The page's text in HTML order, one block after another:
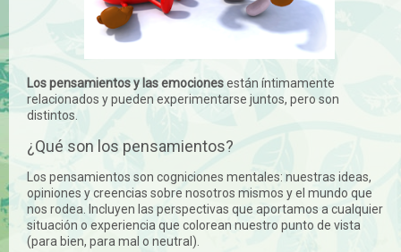
Los pensamientos y las emocionesestán íntimamente
relacionados y pueden experimentarse juntos, pero son
distintos.
¿Qué son los pensamientos?
Los pensamientos son cogniciones mentales: nuestras ideas,
opiniones y creencias sobre nosotros mismos y el mundo que
nos rodea. Incluyen las perspectivas que aportamos a cualquier
situación o experiencia que colorean nuestro punto de vista
(para bien, para mal o neutral).